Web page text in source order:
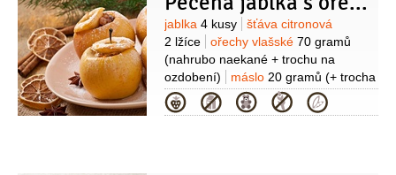
Suroviny
jablka 4 kusy
šťáva citronová
2 lžíce
ořechy vlašské 70 gramů
(nahrubo naekané + trochu na
ozdobení)
máslo 20 gramů (+ trocha
na vymazání)
džem2 lžíce
(zázvorový)
zázvor15 gramů
Kategorie